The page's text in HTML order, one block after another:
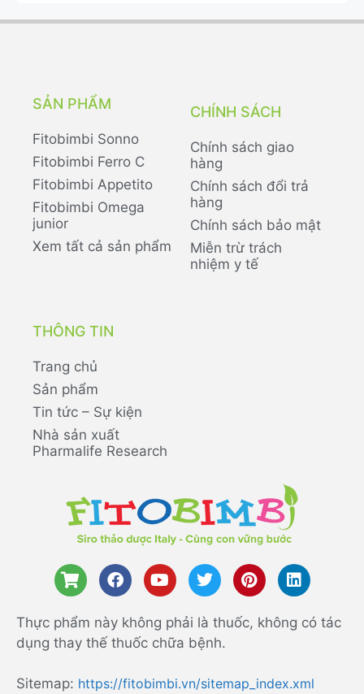
SẢN PHẨM
Fitobimbi Sonno
Fitobimbi Ferro C
Fitobimbi Appetito
Fitobimbi Omega
junior
Xem tất cả sản phẩm
CHÍNH SÁCH
Chính sách giao
hàng
Chính sách đổi trả
hàng
Chính sách bảo mật
Miễn trừ trách
nhiệm y tế
THÔNG TIN
Trang chủ
Sản phẩm
Tin tức – Sự kiện
Nhà sản xuất
Pharmalife Research
Thực phẩm này không phải là thuốc, không có tác
dụng thay thế thuốc chữa bệnh.
Sitemap: https://fitobimbi.vn/sitemap_index.xml